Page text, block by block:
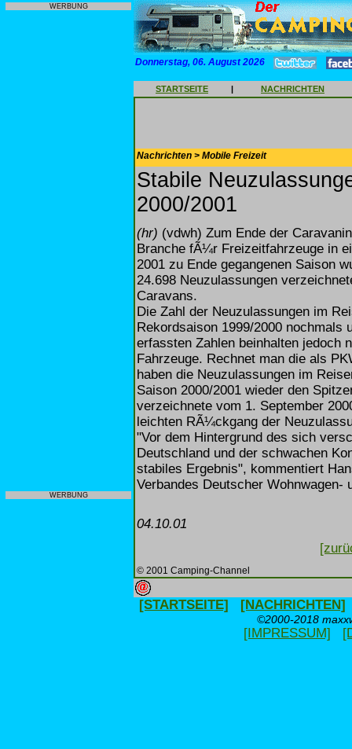
WERBUNG
WERBUNG
Donnerstag, 06. August 2026
STARTSEITE | NACHRICHTEN
Nachrichten > Mobile Freizeit
Stabile
2000/2001
(hr) (vdwh) Zum Ende der
Branche fÃ¼r Freizeitfahrzeuge in
2001 zu Ende gegangenen Saison
24.698 Neuzulassungen
Caravans.
Die Zahl der Neuzulassungen im
Rekordsaison 1999/2000 nochmals
erfassten Zahlen beinhalten jedoch
Fahrzeuge. Rechnet man die als
haben die Neuzulassungen im
Saison 2000/2001 wieder den
verzeichnete vom 1. September
leichten RÃ¼ckgang der
"Vor dem Hintergrund des sich
Deutschland und der schwachen
stabiles Ergebnis", kommentiert
Verbandes Deutscher
04.10.01
© 2001 Camping-Channel
[STARTSEITE] [NACHRICHTEN]
©2000-2018
[IMPRESSUM]